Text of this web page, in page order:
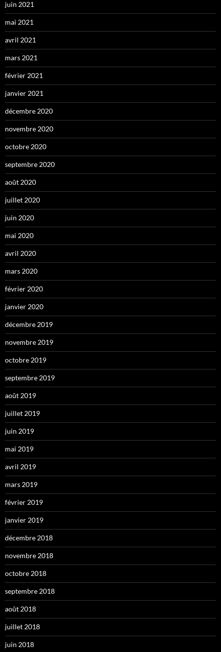
juin 2021
mai 2021
avril 2021
mars 2021
février 2021
janvier 2021
décembre 2020
novembre 2020
octobre 2020
septembre 2020
août 2020
juillet 2020
juin 2020
mai 2020
avril 2020
mars 2020
février 2020
janvier 2020
décembre 2019
novembre 2019
octobre 2019
septembre 2019
août 2019
juillet 2019
juin 2019
mai 2019
avril 2019
mars 2019
février 2019
janvier 2019
décembre 2018
novembre 2018
octobre 2018
septembre 2018
août 2018
juillet 2018
juin 2018